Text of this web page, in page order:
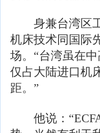
身兼台湾区工
机床技术同国际
场。“台湾虽在
仅占大陆进口机
距。”
他说：“ECFA